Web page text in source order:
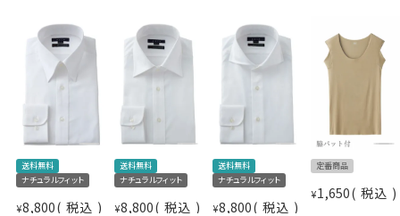
存在しない希少性の高いozieのオリジナル生地です。
さらに綿特有のソフト感や素材感をよりアップさせたうえ
で、イージーケアの機能を高めるべく、液体アンモニア処
理をしたうえでイージーケア加工を施しました。
結果、光沢感・ソフト感にあふれ着心地のいい、その上洗
濯後のお手入れが楽といった、相反する事象を併せ持っ
た上質シャツに仕上がりました。
仕様表
素材
綿100％（120番手双糸）
プレミアムコットン＝スーピマ綿
イージーケア
送料無料
ナチュラルフィット
¥8,800 税込
送料無料
ナチュラルフィット
¥8,800 税込
送料無料
ナチュラルフィット
¥8,800 税込
定番商品
¥1,650 税込